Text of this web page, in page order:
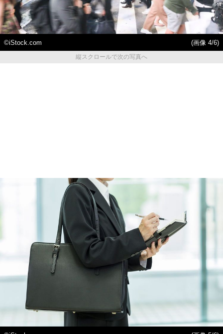
©iStock.com
(画像 4/6)
縦スクロールで次の写真へ